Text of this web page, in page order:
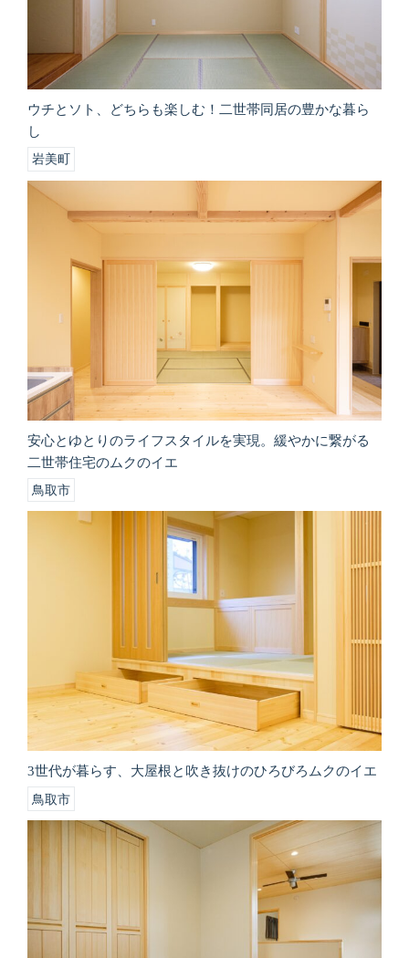
ウチとソト、どちらも楽しむ！二世帯同居の豊かな暮ら
し
岩美町
安心とゆとりのライフスタイルを実現。緩やかに繋がる
二世帯住宅のムクのイエ
鳥取市
3世代が暮らす、大屋根と吹き抜けのひろびろムクのイエ
鳥取市